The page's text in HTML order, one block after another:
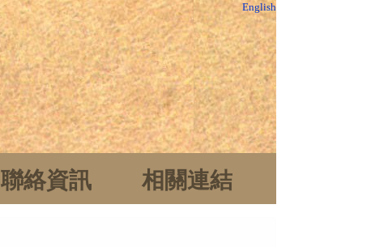
English
聯絡資訊 相關連結